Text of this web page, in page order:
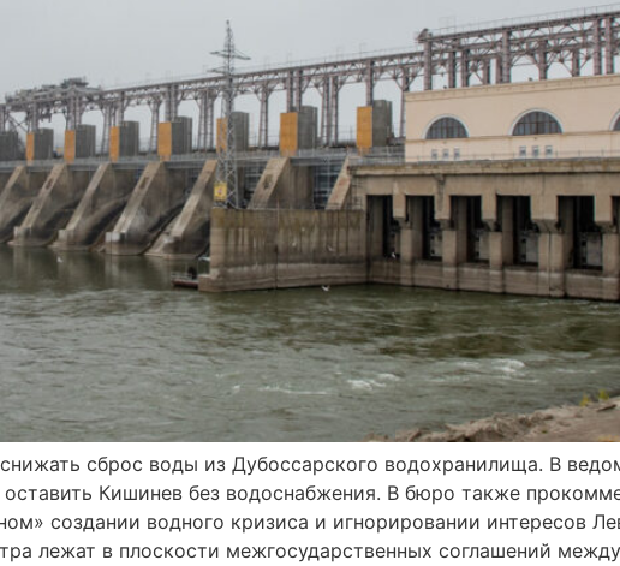
сброс воды из Дубоссарского водохранилища. В
Кишинев без водоснабжения. В бюро также
создании водного кризиса и игнорировании интересов
лежат в плоскости межгосударственных соглашений